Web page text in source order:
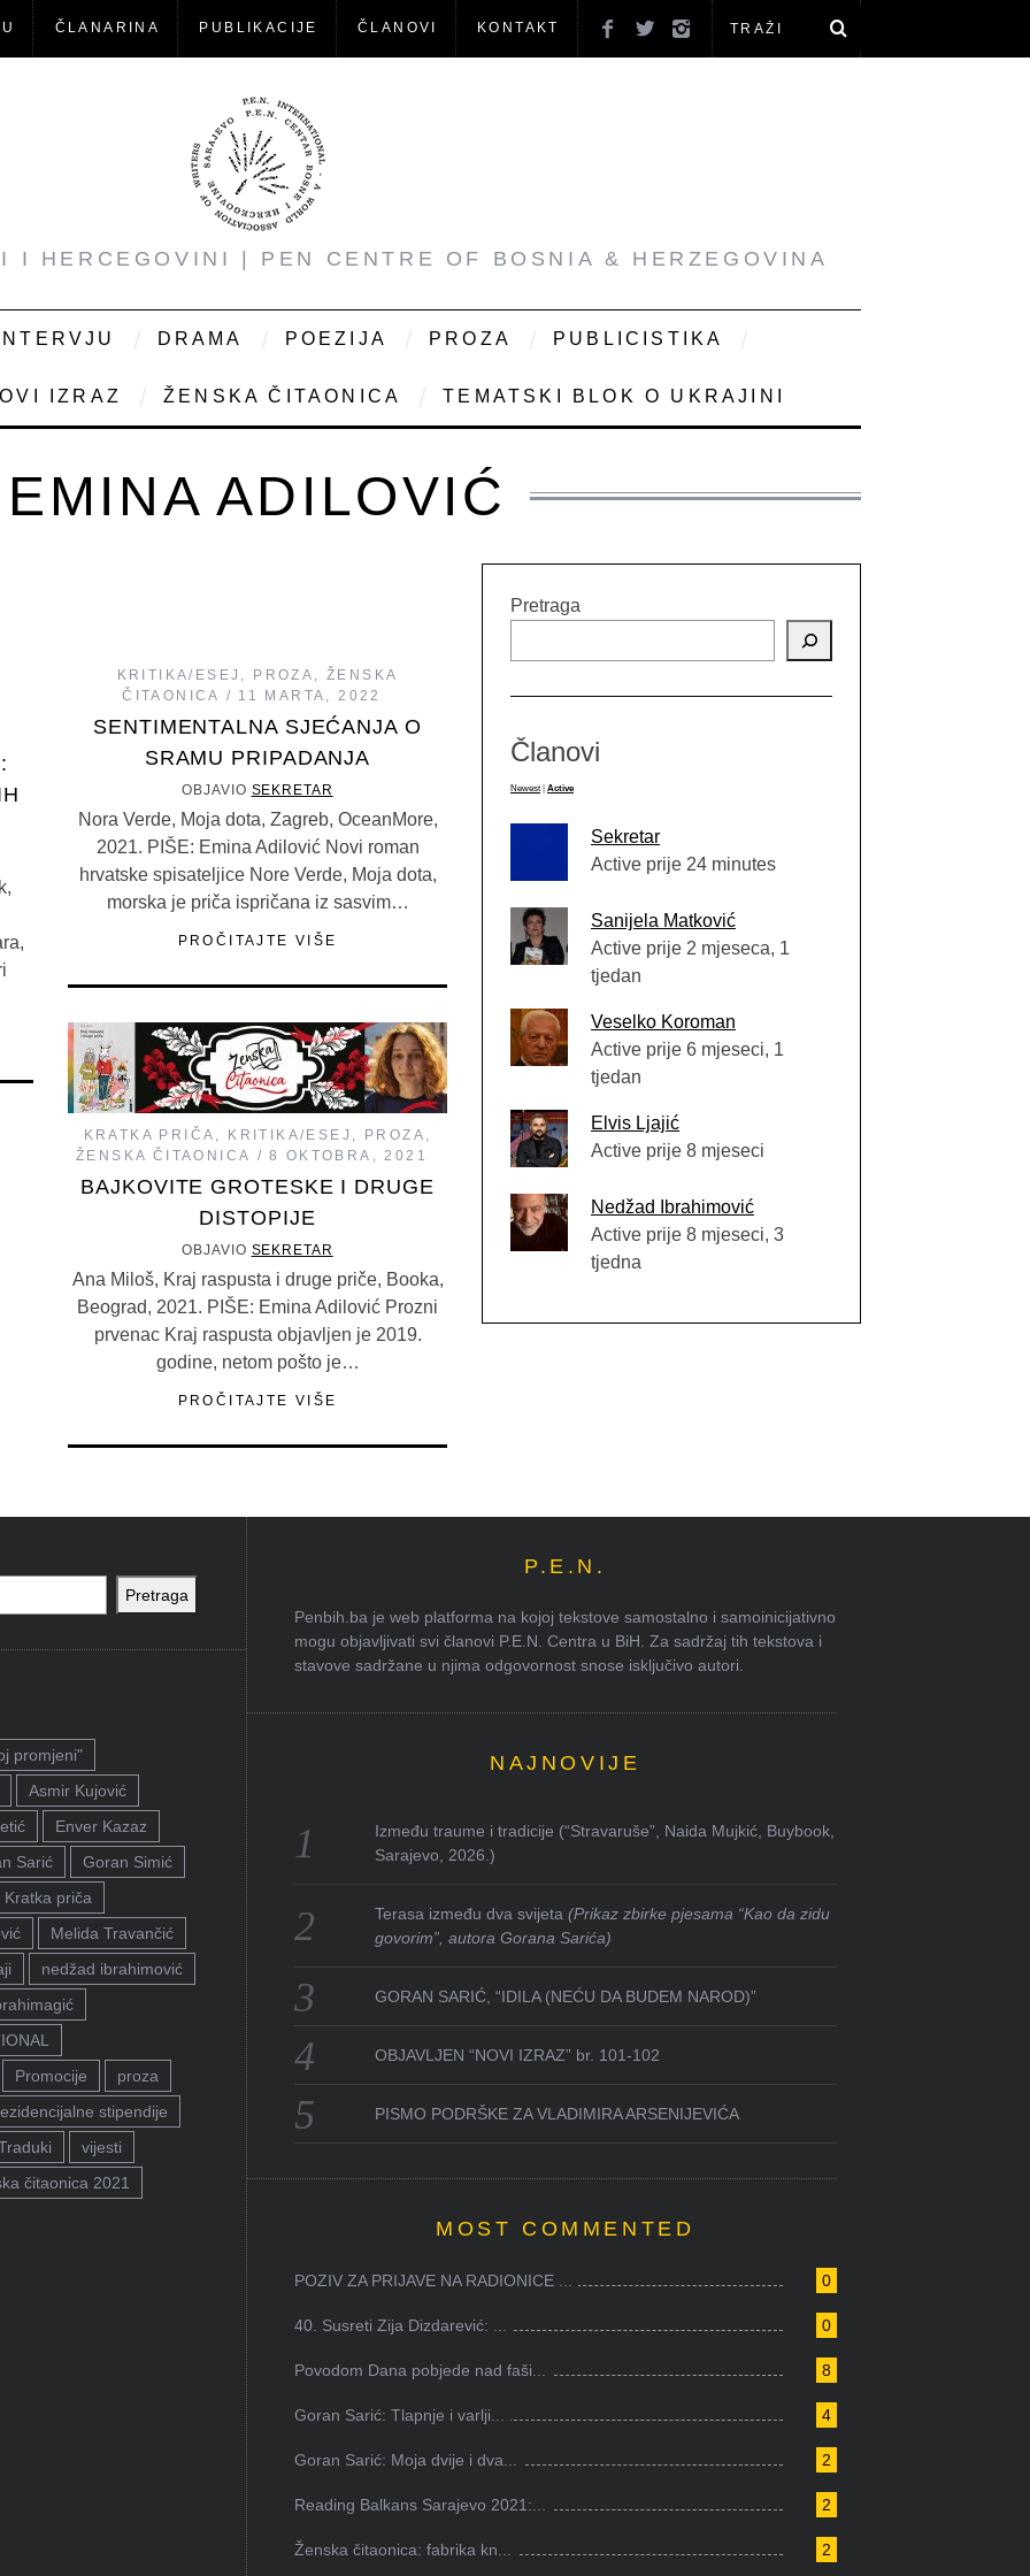
ČLANARINA PUBLIKACIJE ČLANOVI KONTAKT
I HERCEGOVINI | PEN CENTRE OF BOSNIA & HERZEGOVINA
INTERVJU DRAMA POEZIJA PROZA PUBLICISTIKA
IZRAZ ŽENSKA ČITAONICA TEMATSKI BLOK O UKRAJINI
EMINA ADILOVIĆ
KRITIKA/ESEJ , PROZA ,ŽENSKA
ČITAONICA
11 MARTA, 2022
SENTIMENTALNA SJEĆANJA O
SRAMU PRIPADANJA
OBJAVIO SEKRETAR
Nora Verde, Moja dota, Zagreb, OceanMore,
2021. PIŠE: Emina Adilović Novi roman
hrvatske spisateljice Nore Verde, Moja dota,
morska je priča ispričana iz sasvim…
PROČITAJTE VIŠE
KRATKA PRIČA , KRITIKA/ESEJ , PROZA ,
ŽENSKA ČITAONICA
8 OKTOBRA, 2021
BAJKOVITE GROTESKE I DRUGE
DISTOPIJE
OBJAVIO SEKRETAR
Ana Miloš, Kraj raspusta i druge priče, Booka,
Beograd, 2021. PIŠE: Emina Adilović Prozni
prvenac Kraj raspusta objavljen je 2019.
godine, netom pošto je…
PROČITAJTE VIŠE
Pretraga
Članovi
Newest Active
Sekretar
Active prije 24 minutes
Sanijela Matković
Active prije 2 mjeseca, 1
tjedan
Veselko Koroman
Active prije 6 mjeseci, 1
tjedan
Elvis Ljajić
Active prije 8 mjeseci
Nedžad Ibrahimović
Active prije 8 mjeseci, 3
tjedna
Pretraga
promjeni"
Asmir Kujović
Enver Kazaz
Sarić
Goran Simić
Kratka priča
Melida Travančić
nedžad ibrahimović
Promocije
proza
stipendije
vijesti
čitaonica 2021
P.E.N.
Penbih.ba je web platforma na kojoj tekstove samostalno i samoinicijativno
mogu objavljivati svi članovi P.E.N. Centra u BiH. Za sadržaj tih tekstova i
stavove sadržane u njima odgovornost snose isključivo autori.
NAJNOVIJE
Između traume i tradicije (“Stravaruše”, Naida Mujkić, Buybook,
Sarajevo, 2026.)
Terasa između dva svijeta(Prikaz zbirke pjesama “Kao da zidu
govorim”, autora Gorana Sarića)
GORAN SARIĆ, “IDILA (NEĆU DA BUDEM NAROD)”
OBJAVLJEN “NOVI IZRAZ” br. 101-102
PISMO PODRŠKE ZA VLADIMIRA ARSENIJEVIĆA
MOST COMMENTED
0
POZIV ZA PRIJAVE NA RADIONICE ...
0
40. Susreti Zija Dizdarević: ...
8
Povodom Dana pobjede nad faši...
4
Goran Sarić: Tlapnje i varlji...
2
Goran Sarić: Moja dvije i dva...
2
Reading Balkans Sarajevo 2021:...
2
Ženska čitaonica: fabrika kn...